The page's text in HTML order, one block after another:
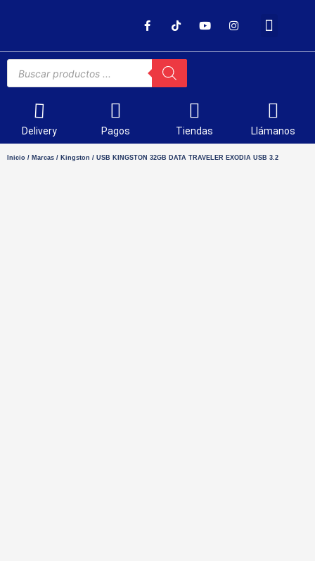
Delivery Pagos Tiendas Llámanos
Inicio / Marcas / Kingston / USB KINGSTON 32GB DATA TRAVELER EXODIA USB 3.2